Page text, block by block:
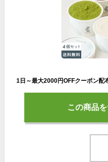
この商品